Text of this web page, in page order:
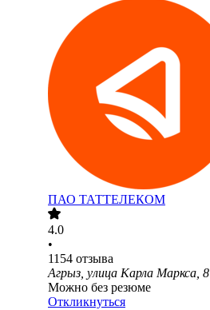
ПАО ТАТТЕЛЕКОМ
4.0
•
1154 отзыва
Агрыз, улица Карла Маркса, 8
Можно без резюме
Откликнуться